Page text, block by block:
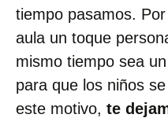
tiempo pasamos.
aula un toque
mismo tiempo sea
para que los niños
este motivo, te